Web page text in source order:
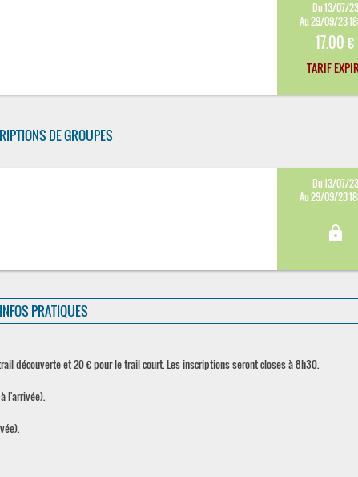
Du 13/07/23
Au 29/09/23
17.00 €
TARIF
DE GROUPES
Du 13/07/23
Au 29/09/23
lock
INFOS PRATIQUES
découverte et 20 € pour le trail court. Les inscriptions seront closes à 8h30.
l'arrivée).